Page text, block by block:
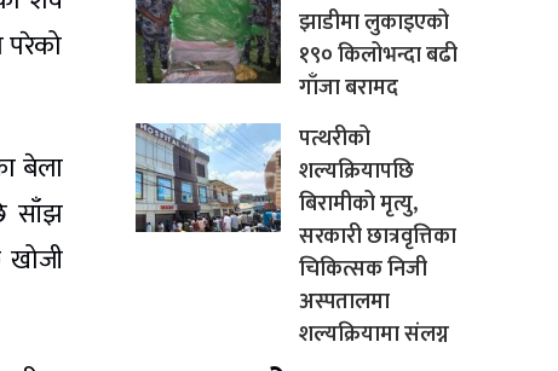
परेको
बेला
साँझ
खोजी
झाडीमा लुकाइएको
१९० किलोभन्दा बढी
गाँजा बरामद
पत्थरीको
शल्यक्रियापछि
बिरामीको मृत्यु,
सरकारी छात्रवृत्तिका
चिकित्सक निजी
अस्पतालमा
शल्यक्रियामा संलग्न